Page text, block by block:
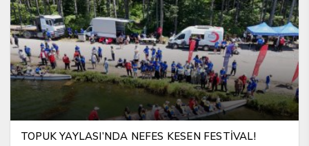
TOPUK YAYLASI’NDA NEFES KESEN FESTİVAL!